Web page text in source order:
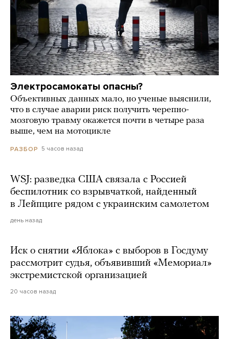
Электросамокаты опасны?
Объективных данных мало, но ученые выяснили,
что в случае аварии риск получить черепно-
мозговую травму окажется почти в четыре раза
выше, чем на мотоцикле
РАЗБОР 5 часов назад
WSJ: разведка США связала с Россией
беспилотник со взрывчаткой, найденный
в Лейпциге рядом с украинским самолетом
день назад
Иск о снятии «Яблока» с выборов в Госдуму
рассмотрит судья, объявивший «Мемориал»
экстремистской организацией
20 часов назад